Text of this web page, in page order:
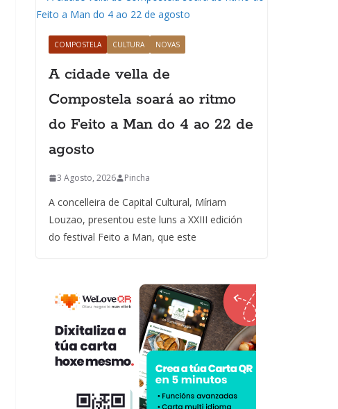
COMPOSTELA CULTURA NOVAS
A cidade vella de
Compostela soará ao ritmo
do Feito a Man do 4 ao 22 de
agosto
3 Agosto, 2026 Pincha
A concelleira de Capital Cultural, Míriam
Louzao, presentou este luns a XXIII edición
do festival Feito a Man, que este